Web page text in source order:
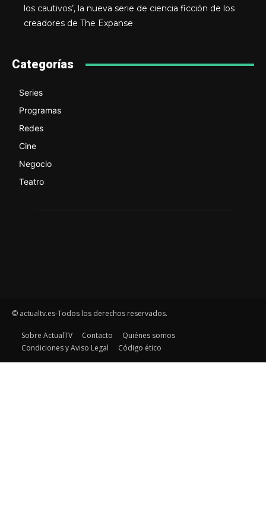
los cautivos’, la nueva serie de ciencia ficción de los
creadores de The Expanse
Categorías
Series
Programas
Redes
Cine
Negocio
Teatro
© actualtv.es-Todos los derechos reservados.
Sobre ActualTV Contacto
Quiénes somos
Condiciones y Aviso Legal
Código ético